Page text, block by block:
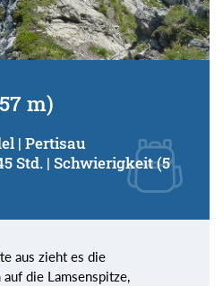
m)
| Pertisau
Std. | Schwierigkeit (5
aus zieht es die
die Lamsenspitze,